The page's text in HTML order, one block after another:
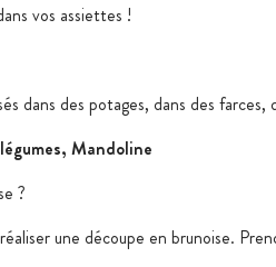
vos assiettes !
dans des potages, dans des farces,
Mandoline
?
une découpe en brunoise.